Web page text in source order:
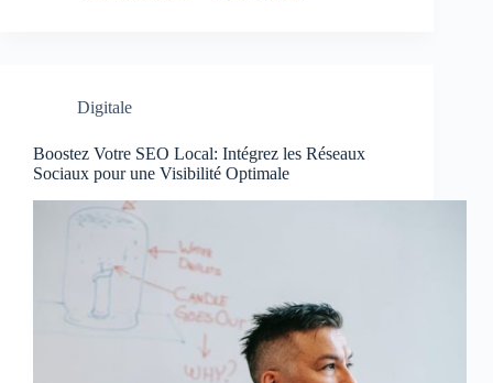
Digitale
Boostez Votre SEO Local: Intégrez les Réseaux
Sociaux pour une Visibilité Optimale